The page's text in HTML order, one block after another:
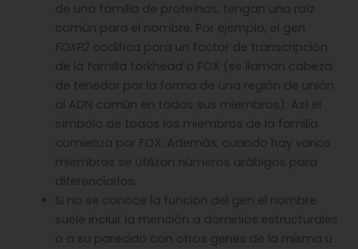
de una familia de proteínas, tengan una raíz
común para el nombre. Por ejemplo, el gen
FOXP2codifica para un factor de transcripción
de la familia forkhead o FOX (se llaman cabeza
de tenedor por la forma de una región de unión
al ADN común en todos sus miembros). Así el
símbolo de todos los miembros de la familia
comienza por FOX. Además, cuando hay varios
miembros se utilizan números arábigos para
diferenciarlos.
Si no se conoce la función del gen el nombre
suele incluir la mención a dominios estructurales
o a su parecido con otros genes de la misma u